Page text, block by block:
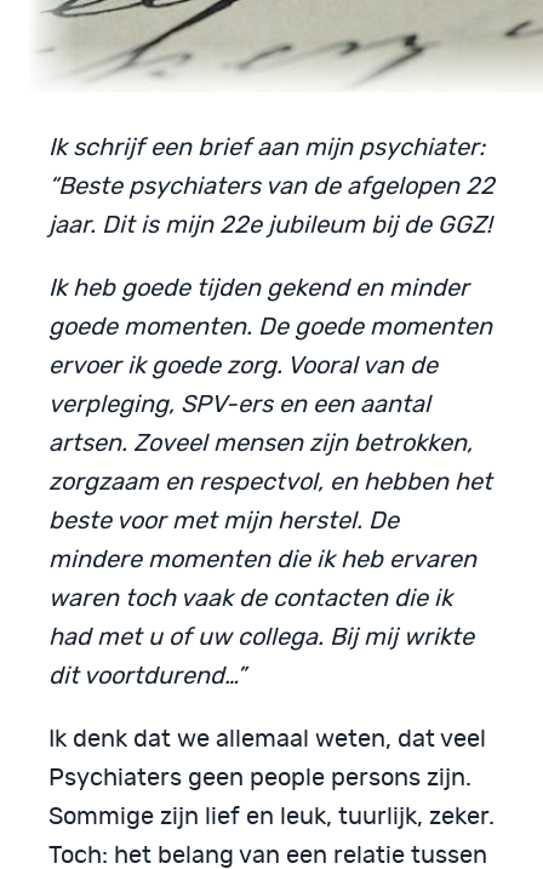
Ik schrijf een brief aan mijn psychiater:
“Beste psychiaters van de afgelopen 22
jaar. Dit is mijn 22e jubileum bij de GGZ!
Ik heb goede tijden gekend en minder
goede momenten. De goede momenten
ervoer ik goede zorg. Vooral van de
verpleging, SPV-ers en een aantal
artsen. Zoveel mensen zijn betrokken,
zorgzaam en respectvol, en hebben het
beste voor met mijn herstel. De
mindere momenten die ik heb ervaren
waren toch vaak de contacten die ik
had met u of uw collega. Bij mij wrikte
dit voortdurend…”
Ik denk dat we allemaal weten, dat veel
Psychiaters geen people persons zijn.
Sommige zijn lief en leuk, tuurlijk, zeker.
Toch: het belang van een relatie tussen